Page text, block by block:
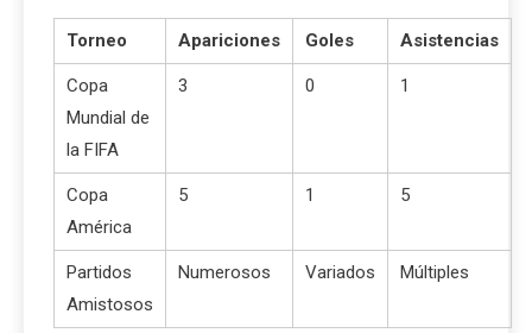
Torneo Apariciones Goles Asistencias
Copa
Mundial de
la FIFA
3 0 1
Copa
América
5 1 5
Partidos
Amistosos
Numerosos Variados Múltiples